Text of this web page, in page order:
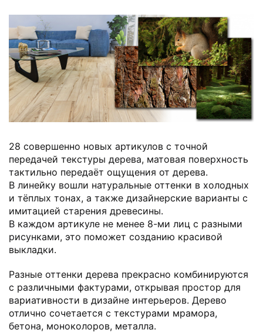
28 совершенно новых артикулов с точной
передачей текстуры дерева, матовая поверхность
тактильно передаёт ощущения от дерева.
В линейку вошли натуральные оттенки в холодных
и тёплых тонах, а также дизайнерские варианты с
имитацией старения древесины.
В каждом артикуле не менее 8-ми лиц с разными
рисунками, это поможет созданию красивой
выкладки.
Разные оттенки дерева прекрасно комбинируются
с различными фактурами, открывая простор для
вариативности в дизайне интерьеров. Дерево
отлично сочетается с текстурами мрамора,
бетона, моноколоров, металла.